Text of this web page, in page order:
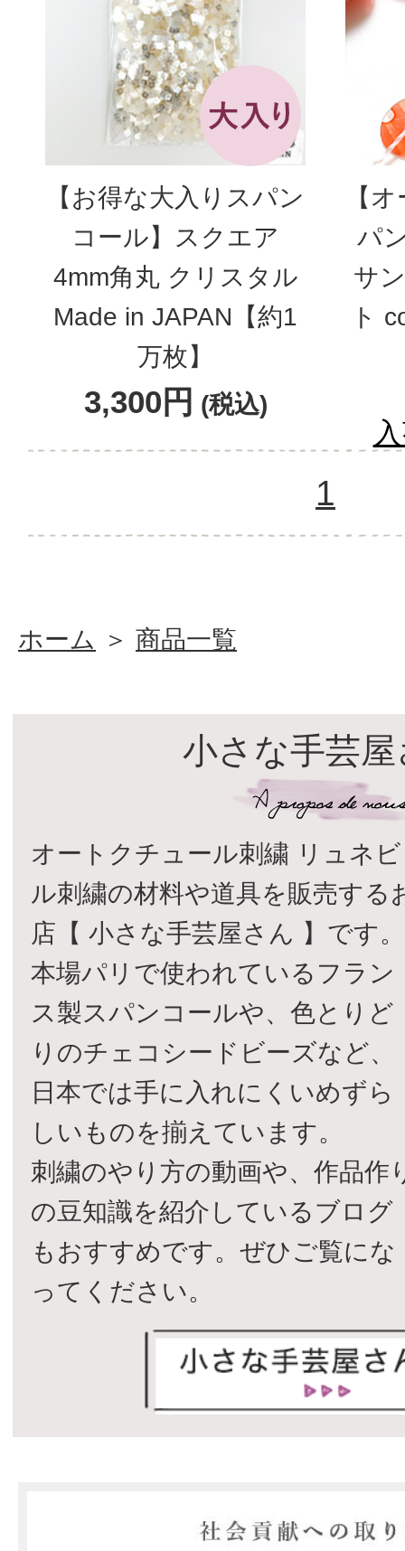
【お得な大入りスパン
コール】スクエア
4mm角丸 クリスタル
Made in JAPAN【約1
万枚】
3,300円 (税込)
【
パ
サ
ト
1
ホーム ＞ 商品一覧
小さな手芸
オートクチュール刺繍 リュネビ
ル刺繍の材料や道具を販売する
店【 小さな手芸屋さん 】です。
本場パリで使われているフラン
ス製スパンコールや、色とりど
りのチェコシードビーズなど、
日本では手に入れにくいめずら
しいものを揃えています。
刺繍のやり方の動画や、作品作
の豆知識を紹介しているブログ
もおすすめです。ぜひご覧にな
ってください。